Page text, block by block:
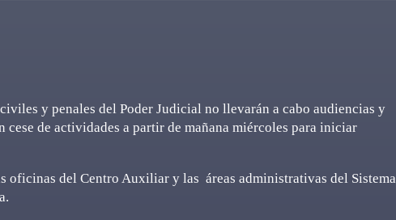
y penales del Poder Judicial no llevarán a cabo audiencias y
de actividades a partir de mañana miércoles para iniciar
oficinas del Centro Auxiliar y las áreas administrativas del Sistema